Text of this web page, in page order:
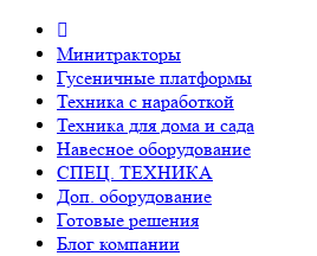
Минитракторы
Гусеничные платформы
Техника с наработкой
Техника для дома и сада
Навесное оборудование
СПЕЦ. ТЕХНИКА
Доп. оборудование
Готовые решения
Блог компании